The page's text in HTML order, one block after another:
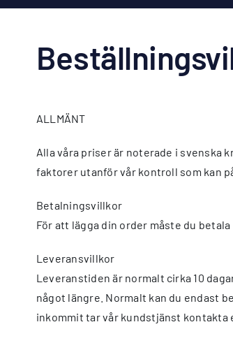
ALLMÄNT
Alla våra priser är noterade i svenska
faktorer utanför vår kontroll som kan
Betalningsvillkor
För att lägga din order måste du
Leveransvillkor
Leveranstiden är normalt cirka 10
något längre. Normalt kan du endast
inkommit tar vår kundstjänst kontakta